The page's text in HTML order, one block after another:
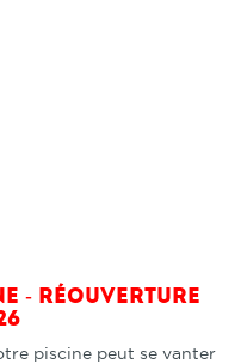
- Réouverture
piscine peut se vanter